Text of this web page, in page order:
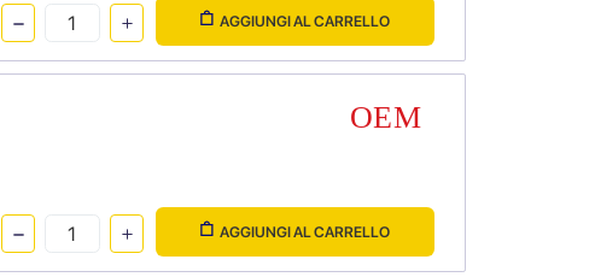
AGGIUNGI AL CARRELLO
AGGIUNGI AL CARRELLO